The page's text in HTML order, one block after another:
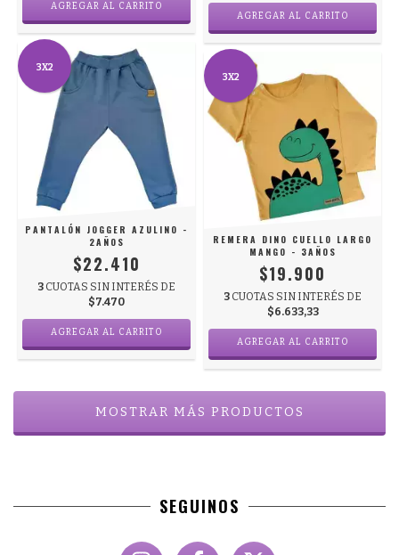
AGREGAR AL CARRITO
AGREGAR AL CARRITO
3X2
PANTALÓN JOGGER AZULINO -
2AÑOS
$22.410
3 CUOTAS SIN INTERÉS DE
$7.470
AGREGAR AL CARRITO
3X2
REMERA DINO CUELLO LARGO
MANGO - 3AÑOS
$19.900
3 CUOTAS SIN INTERÉS DE
$6.633,33
AGREGAR AL CARRITO
MOSTRAR MÁS PRODUCTOS
SEGUINOS